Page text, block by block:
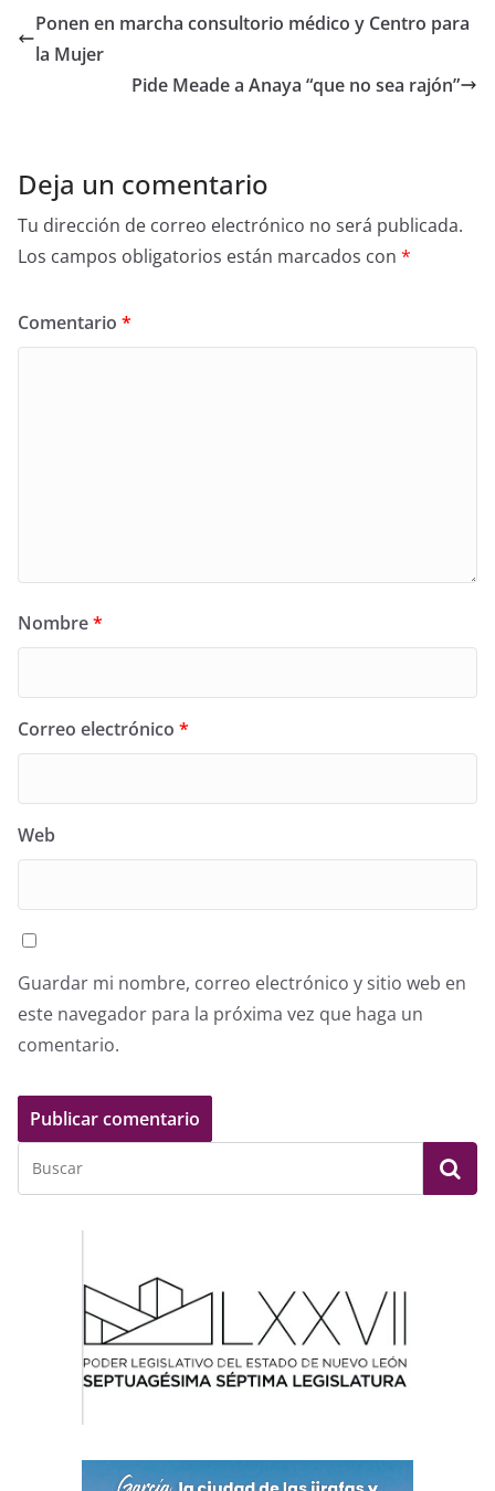
e
b
er e
Ponen en marcha consultorio médico y Centro para
la Mujer
Pide Meade a Anaya “que no sea rajón”
Deja un comentario
Tu dirección de correo electrónico no será publicada.
Los campos obligatorios están marcados con *
Comentario *
Nombre*
Correo electrónico *
Web
Guardar mi nombre, correo electrónico y sitio web en
este navegador para la próxima vez que haga un
comentario.